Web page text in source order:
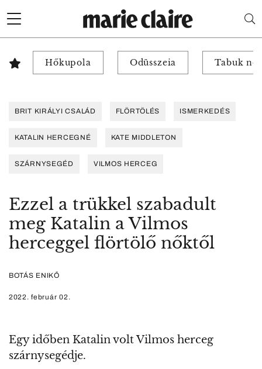
Hőkupola Odüsszeia Tabuk
BRIT KIRÁLYI CSALÁD FLÖRTÖLÉS ISMERKEDÉS
KATALIN HERCEGNÉ KATE MIDDLETON
SZÁRNYSEGÉD VILMOS HERCEG
Ezzel a trükkel szabadult
meg Katalin a Vilmos
herceggel flörtölő nőktől
BOTÁS ENIKŐ
2022. február 02.
Egy időben Katalin volt Vilmos herceg
szárnysegédje.